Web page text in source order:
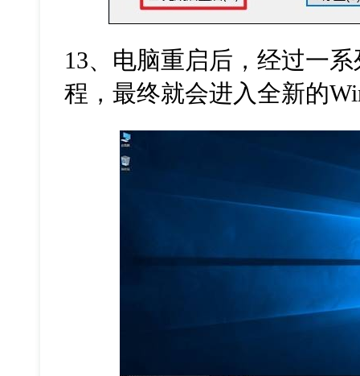
13、电脑重启后，经过一
程，最终就会进入全新的